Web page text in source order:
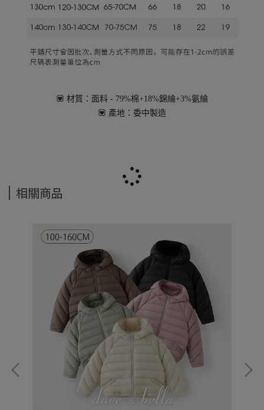
💟 材質：面料 - 79%棉+18%錦綸+3%氨綸
💟 產地：委中製造
相關商品